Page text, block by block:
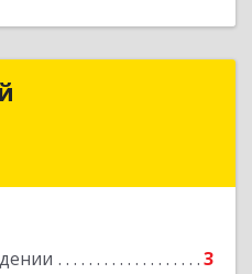
3
Юрданов Андрей
Подробнее